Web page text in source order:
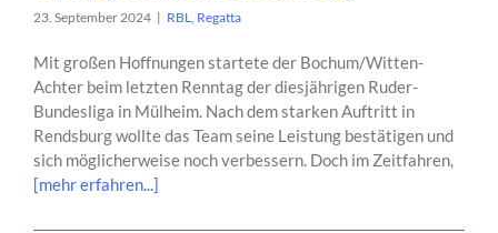
23. September 2024 | RBL Regatta
Mit großen Hoffnungen startete der Bochum/Witten-
Achter beim letzten Renntag der diesjährigen Ruder-
Bundesliga in Mülheim. Nach dem starken Auftritt in
Rendsburg wollte das Team seine Leistung bestätigen und
sich möglicherweise noch verbessern. Doch im Zeitfahren,
[mehr erfahren...]